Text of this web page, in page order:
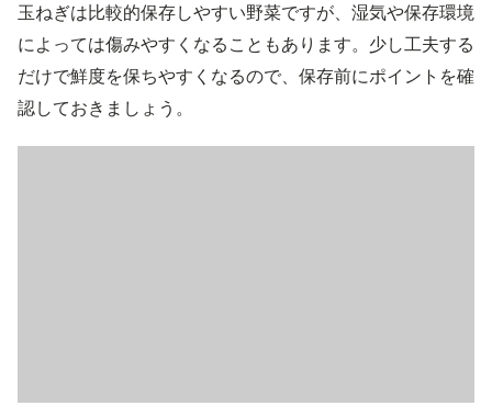
玉ねぎは比較的保存しやすい野菜ですが、湿気や保存環境
によっては傷みやすくなることもあります。少し工夫する
だけで鮮度を保ちやすくなるので、保存前にポイントを確
認しておきましょう。